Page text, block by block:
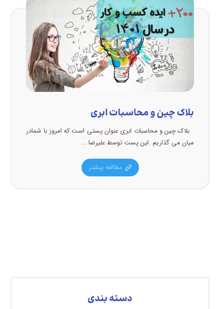
بلاک چین و محاسبات ابری
بلاک چین و محاسبات ابری عنوان پستی است که امروز با شمادر
میان می گذاریم .این پست توسط علیرضا ...
مطالعه بیشتر
دسته بندی